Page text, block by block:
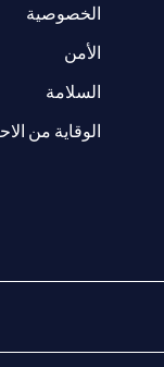
الخصوصية
الأمن
السلامة
الوقاية من